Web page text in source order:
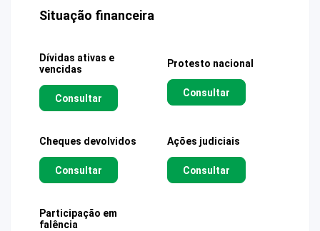
Situação financeira
Dívidas ativas e
vencidas
Consultar
Protesto nacional
Consultar
Cheques devolvidos
Consultar
Ações judiciais
Consultar
Participação em
falência